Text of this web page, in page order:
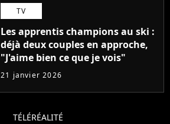
TV
Les apprentis champions au ski :
déjà deux couples en approche,
"J'aime bien ce que je vois"
21 janvier 2026
TÉLÉRÉALITÉ